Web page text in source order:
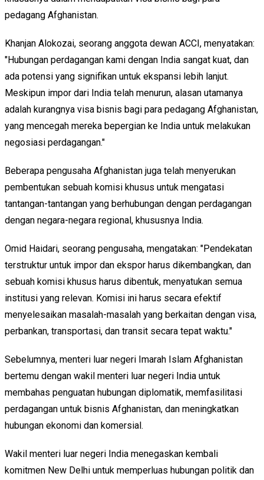
pedagang Afghanistan.
Khanjan Alokozai, seorang anggota dewan ACCI, menyatakan:
"Hubungan perdagangan kami dengan India sangat kuat, dan
ada potensi yang signifikan untuk ekspansi lebih lanjut.
Meskipun impor dari India telah menurun, alasan utamanya
adalah kurangnya visa bisnis bagi para pedagang Afghanistan,
yang mencegah mereka bepergian ke India untuk melakukan
negosiasi perdagangan."
Beberapa pengusaha Afghanistan juga telah menyerukan
pembentukan sebuah komisi khusus untuk mengatasi
tantangan-tantangan yang berhubungan dengan perdagangan
dengan negara-negara regional, khususnya India.
Omid Haidari, seorang pengusaha, mengatakan: "Pendekatan
terstruktur untuk impor dan ekspor harus dikembangkan, dan
sebuah komisi khusus harus dibentuk, menyatukan semua
institusi yang relevan. Komisi ini harus secara efektif
menyelesaikan masalah-masalah yang berkaitan dengan visa,
perbankan, transportasi, dan transit secara tepat waktu."
Sebelumnya, menteri luar negeri Imarah Islam Afghanistan
bertemu dengan wakil menteri luar negeri India untuk
membahas penguatan hubungan diplomatik, memfasilitasi
perdagangan untuk bisnis Afghanistan, dan meningkatkan
hubungan ekonomi dan komersial.
Wakil menteri luar negeri India menegaskan kembali
komitmen New Delhi untuk memperluas hubungan politik dan